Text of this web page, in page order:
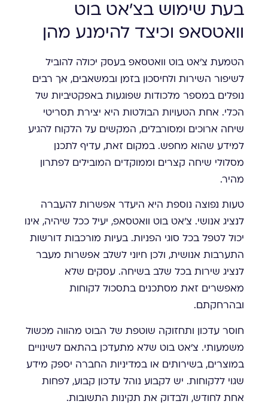
בעת שימוש בצ'אט בוט
וואטסאפ וכיצד להימנע מהן
הטמעת צ'אט בוט וואטסאפ בעסק יכולה להוביל
לשיפור השירות ולחיסכון בזמן ובמשאבים, אך רבים
נופלים במספר מלכודות שפוגעות באפקטיביות של
הכלי. אחת הטעויות הבולטות היא יצירת תסריטי
שיחה ארוכים ומסורבלים, המקשים על הלקוח להגיע
למידע שהוא מחפש. במקום זאת, עדיף לתכנן
מסלולי שיחה קצרים וממוקדים המובילים לפתרון
מהיר.
טעות נפוצה נוספת היא היעדר אפשרות להעברה
לנציג אנושי. צ'אט בוט וואטסאפ, יעיל ככל שיהיה, אינו
יכול לטפל בכל סוגי הפניות. בעיות מורכבות דורשות
התערבות אנושית, ולכן חיוני לשלב אפשרות מעבר
לנציג שירות בכל שלב בשיחה. עסקים שלא
מאפשרים זאת מסתכנים בתסכול לקוחות
ובהרחקתם.
חוסר עדכון ותחזוקה שוטפת של הבוט מהווה מכשול
משמעותי. צ'אט בוט שלא מתעדכן בהתאם לשינויים
במוצרים, בשירותים או במדיניות החברה יספק מידע
שגוי ללקוחות. יש לקבוע נוהל עדכון קבוע, לפחות
אחת לחודש, ולבדוק את תקינות התשובות.